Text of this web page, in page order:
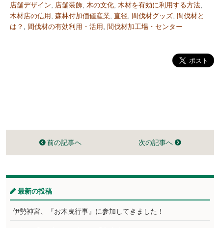
店舗デザイン
店舗装飾 木の文化 木材を有効に利用する方法
木材店の信用 森林付加価値産業 直径 間伐材グッズ 間伐材と
は？
間伐材の有効利用・活用 間伐材加工場・センター
前の記事へ 次の記事へ
最新の投稿
伊勢神宮、『お木曳行事』に参加してきました！